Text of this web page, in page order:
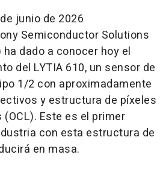
junio de 2026
Semiconductor Solutions
dado a conocer hoy el
del LYTIA 610, un sensor de
1/2 con aproximadamente
y estructura de píxeles
(OCL). Este es el primer
con esta estructura de
en masa.